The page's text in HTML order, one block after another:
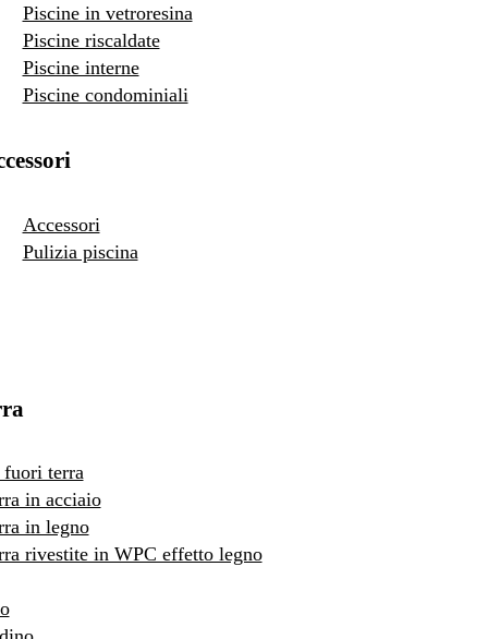
Piscine in vetroresina
Piscine riscaldate
Piscine interne
Piscine condominiali
Accessori
Pulizia piscina
fuori terra
in acciaio
in legno
rivestite in WPC effetto legno